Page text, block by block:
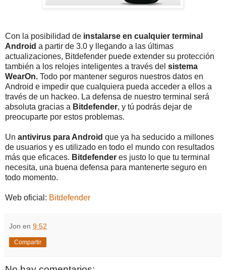
Con la posibilidad de instalarse en cualquier terminal
Android a partir de 3.0 y llegando a las últimas
actualizaciones, Bitdefender puede extender su protección
también a los relojes inteligentes a través del sistema
WearOn. Todo por mantener seguros nuestros datos en
Android e impedir que cualquiera pueda acceder a ellos a
través de un hackeo. La defensa de nuestro terminal será
absoluta gracias a Bitdefender, y tú podrás dejar de
preocuparte por estos problemas.
Un antivirus para Android que ya ha seducido a millones
de usuarios y es utilizado en todo el mundo con resultados
más que eficaces. Bitdefender es justo lo que tu terminal
necesita, una buena defensa para mantenerte seguro en
todo momento.
Web oficial: Bitdefender
Jon en 9:52
Compartir